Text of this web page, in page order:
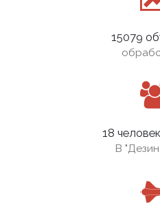
15079
18
В